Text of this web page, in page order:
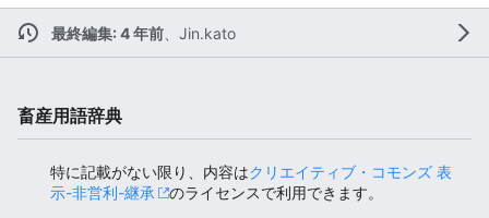
最終編集: 4 年前、 Jin.kato
畜産用語辞典
特に記載がない限り、内容はクリエイティブ・コモンズ 表
示-非営利-継承
のライセンスで利用できます。